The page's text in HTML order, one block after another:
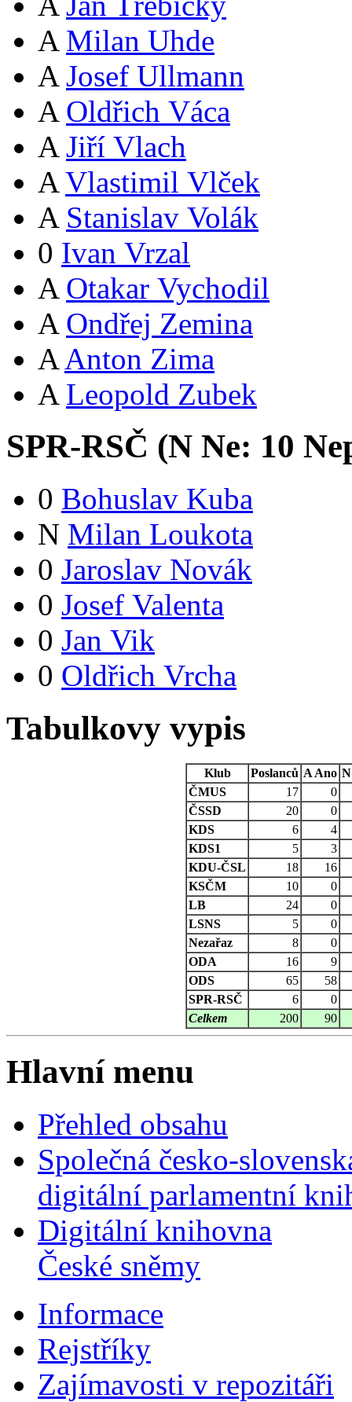
A Milan Uhde
A Josef Ullmann
A Oldřich Váca
A Jiří Vlach
A Vlastimil Vlček
A Stanislav Volák
0 Ivan Vrzal
A Otakar Vychodil
A Ondřej Zemina
A Anton Zima
A Leopold Zubek
SPR-RSČ (N Ne: 10
0 Bohuslav Kuba
N Milan Loukota
0 Jaroslav Novák
0 Josef Valenta
0 Jan Vik
0 Oldřich Vrcha
Tabulkovy vypis
Klub Poslanců A Ano N
ČMUS
17
0
ČSSD
20
0
KDS
6
4
KDS1
5
3
KDU-ČSL
18
16
KSČM
10
0
LB
24
0
LSNS
5
0
Nezařaz
8
0
ODA
16
9
ODS
65
58
SPR-RSČ
6
0
Celkem
200 90
Hlavní menu
Přehled obsahu
Společná česko-
digitální parlamentní
Digitální knihovna
České sněmy
Informace
Rejstříky
Zajímavosti v repozitáři